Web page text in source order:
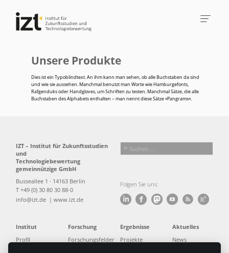
Unsere Produkte
Dies ist ein Typoblindtext. An ihm kann man sehen, ob alle Buchstaben da sind
und wie sie aussehen. Manchmal benutzt man Worte wie Hamburgefonts,
Rafgenduks oder Handgloves, um Schriften zu testen. Manchmal Sätze, die alle
Buchstaben des Alphabets enthalten – man nennt diese Sätze »Pangrams«.
IZT – Institut für Zukunftsstudien
und
Technologiebewertung
gemeinnützige GmbH
Busseallee 1 · 14163 Berlin
T +49 (0) 30 80 30 88-0
info@izt.de | www.izt.de
Institut
Profil
Forschung
Forschungsfelder
Ergebnisse
Projekte
Aktuelles
News
Folgen Sie uns: